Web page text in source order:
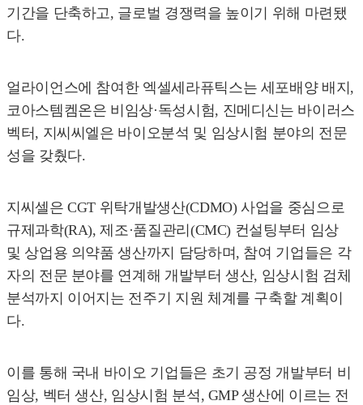
기간을 단축하고, 글로벌 경쟁력을 높이기 위해 마련됐
다.
얼라이언스에 참여한 엑셀세라퓨틱스는 세포배양 배지,
코아스템켐온은 비임상·독성시험, 진메디신는 바이러스
벡터, 지씨씨엘은 바이오분석 및 임상시험 분야의 전문
성을 갖췄다.
지씨셀은 CGT 위탁개발생산(CDMO) 사업을 중심으로
규제과학(RA), 제조·품질관리(CMC) 컨설팅부터 임상
및 상업용 의약품 생산까지 담당하며, 참여 기업들은 각
자의 전문 분야를 연계해 개발부터 생산, 임상시험 검체
분석까지 이어지는 전주기 지원 체계를 구축할 계획이
다.
이를 통해 국내 바이오 기업들은 초기 공정 개발부터 비
임상, 벡터 생산, 임상시험 분석, GMP 생산에 이르는 전